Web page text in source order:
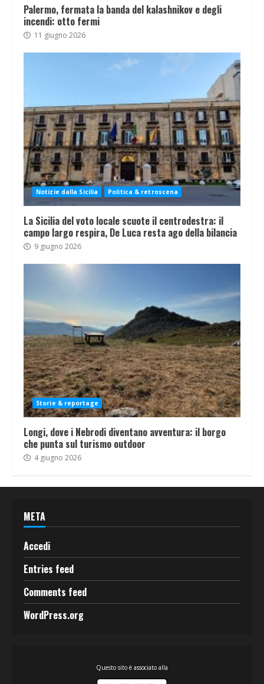
Palermo, fermata la banda del kalashnikov e degli
incendi: otto fermi
11 giugno 2026
Notizie dalla Sicilia Politica & retroscena
La Sicilia del voto locale scuote il centrodestra: il
campo largo respira, De Luca resta ago della bilancia
9 giugno 2026
Storie & reportage
Longi, dove i Nebrodi diventano avventura: il borgo
che punta sul turismo outdoor
4 giugno 2026
META
Accedi
Entries feed
Comments feed
WordPress.org
Questo sito è associato alla